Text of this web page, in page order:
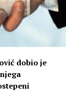
dobio je